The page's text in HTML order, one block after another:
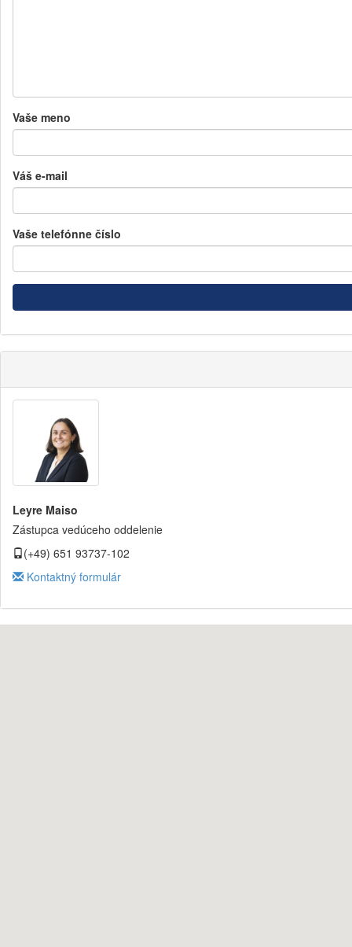
Vaše meno
Váš e-mail
Vaše telefónne číslo
Leyre Maiso
Zástupca vedúceho oddelenie
(+49) 651 93737-102
Kontaktný formulár